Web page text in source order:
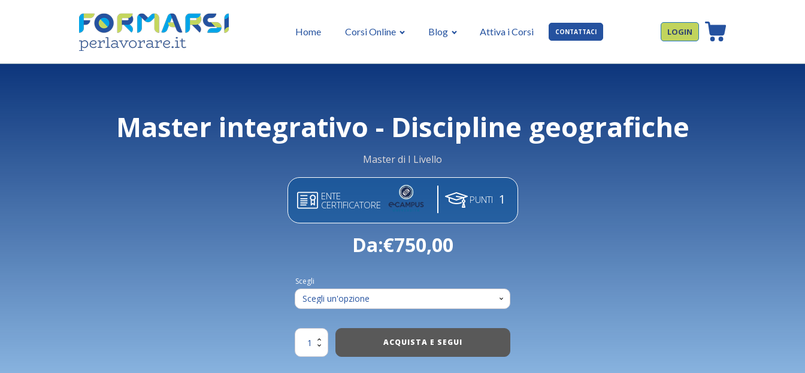
Home Corsi Online Blog Attiva i Corsi CONTATTACI LOGIN
Master integrativo - Discipline geografiche
Master di I Livello
ENTE
CERTIFICATORE PUNTI 1
Da:€750,00
Scegli
Master
integrativo
ACQUISTA E SEGUI